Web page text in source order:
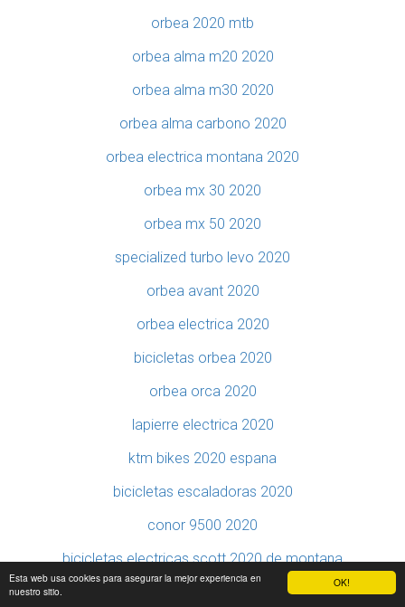
OK!
Esta web usa cookies para asegurar la mejor experiencia en
nuestro sitio.
orbea 2020 mtb
orbea alma m20 2020
orbea alma m30 2020
orbea alma carbono 2020
orbea electrica montana 2020
orbea mx 30 2020
orbea mx 50 2020
specialized turbo levo 2020
orbea avant 2020
orbea electrica 2020
bicicletas orbea 2020
orbea orca 2020
lapierre electrica 2020
ktm bikes 2020 espana
bicicletas escaladoras 2020
conor 9500 2020
bicicletas electricas scott 2020 de montana
es bicicletas electricas plegables 2020